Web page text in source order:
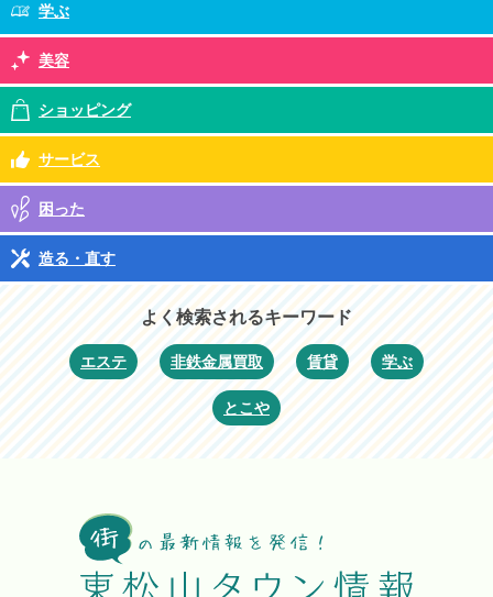
学ぶ
美容
ショッピング
サービス
困った
造る・直す
よく検索されるキーワード
エステ 非鉄金属買取 賃貸 学ぶ
とこや